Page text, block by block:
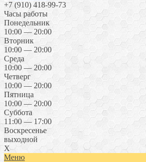
+7 (910) 418-99-73
Часы работы
Понедельник
10:00 — 20:00
Вторник
10:00 — 20:00
Среда
10:00 — 20:00
Четверг
10:00 — 20:00
Пятница
10:00 — 20:00
Суббота
11:00 — 17:00
Воскресенье
выходной
X
Меню